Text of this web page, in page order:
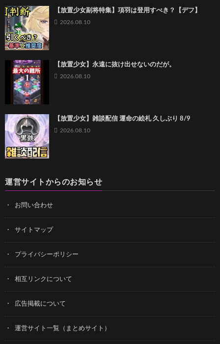
【放置少女副将特集】項羽は登用すべき？【デフ】
2026.08.10
【放置少女】永遠に抜け出せないのだが。
2026.08.10
【放置少女】雑談配信 運命の絵札 久しぶり 8/9
2026.08.10
運営サイトからのお知らせ
お問い合わせ
サイトマップ
プライバシーポリシー
相互リンクについて
広告掲載について
運営サイト一覧（まとめサイト）